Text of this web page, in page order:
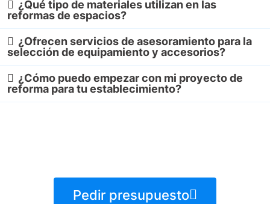
¿Qué tipo de materiales utilizan en las
reformas de espacios?
¿Ofrecen servicios de asesoramiento para la
selección de equipamiento y accesorios?
¿Cómo puedo empezar con mi proyecto de
reforma para tu establecimiento?
Pedir presupuesto